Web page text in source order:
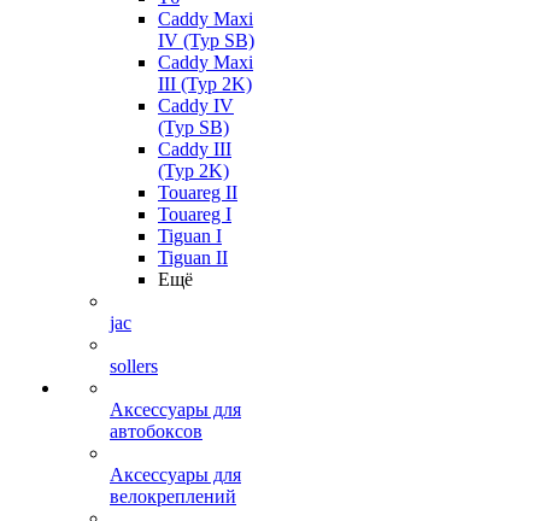
Caddy Maxi
IV (Typ SB)
Caddy Maxi
III (Typ 2K)
Caddy IV
(Typ SB)
Caddy III
(Typ 2K)
Touareg II
Touareg I
Tiguan I
Tiguan II
Ещё
jac
sollers
Аксессуары для
автобоксов
Аксессуары для
велокреплений